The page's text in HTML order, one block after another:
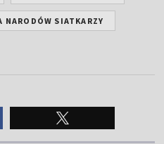
NARODÓW SIATKARZY